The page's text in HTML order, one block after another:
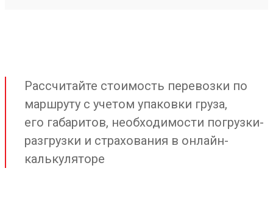
Рассчитайте стоимость перевозки по
маршруту с учетом упаковки груза,
его габаритов, необходимости погрузки-
разгрузки и страхования в онлайн-
калькуляторе